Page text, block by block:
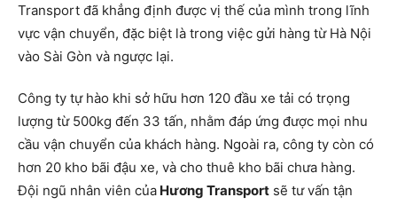
Transport đã khẳng định được vị thế của mình trong lĩnh
vực vận chuyển, đặc biệt là trong việc gửi hàng từ Hà Nội
vào Sài Gòn và ngược lại.
Công ty tự hào khi sở hữu hơn 120 đầu xe tải có trọng
lượng từ 500kg đến 33 tấn, nhằm đáp ứng được mọi nhu
cầu vận chuyển của khách hàng. Ngoài ra, công ty còn có
hơn 20 kho bãi đậu xe, và cho thuê kho bãi chưa hàng.
Đội ngũ nhân viên của Hương Transport sẽ tư vấn tận